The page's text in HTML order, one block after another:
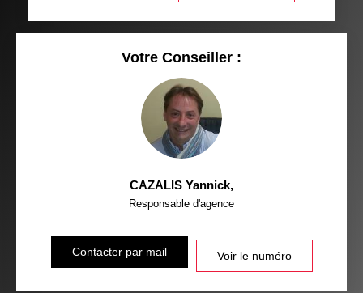
Votre Conseiller :
CAZALIS Yannick,
Responsable d'agence
Contacter par mail Voir le numéro